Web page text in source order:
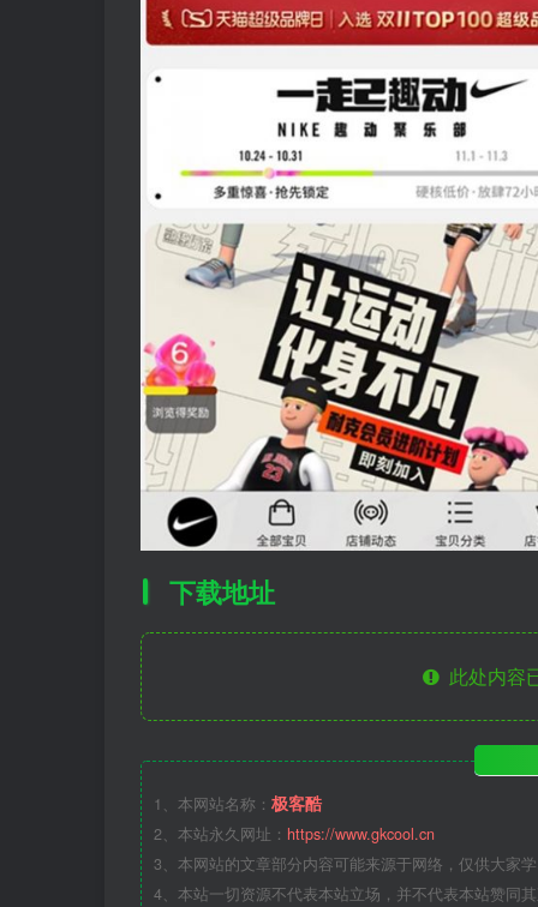
下载地址
此处内容
1、本网站名称： 极客酷
2、本站永久网址： https://www.gkcool.cn
3、本网站的文章部分内容可能来源于网络，仅供大家
4、本站一切资源不代表本站立场，并不代表本站赞同